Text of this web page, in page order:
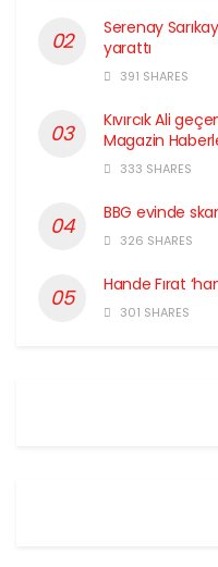
Serenay
yarattı
391 SHARES
Kıvırcık Ali
Magazin
333 SHARES
BBG evinde
326 SHARES
Hande Fırat
301 SHARES